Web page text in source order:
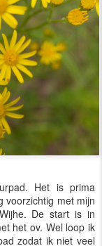
Het is prima
voorzichtig met mijn
De start is in
het ov. Wel loop ik
zodat ik niet veel